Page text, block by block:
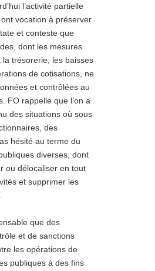
l’activité partielle
vocation à préserver
et conteste que
dont les mesures
la trésorerie, les baisses
de cotisations, ne
et contrôlées au
FO rappelle que l’on a
des situations où sous
des
hésité au terme du
diverses, dont
ou délocaliser en tout
et supprimer les
que des
et de sanctions
les opérations de
publiques à des fins